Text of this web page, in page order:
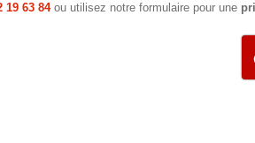
19 63 84ou utilisez notre formulaire pour une